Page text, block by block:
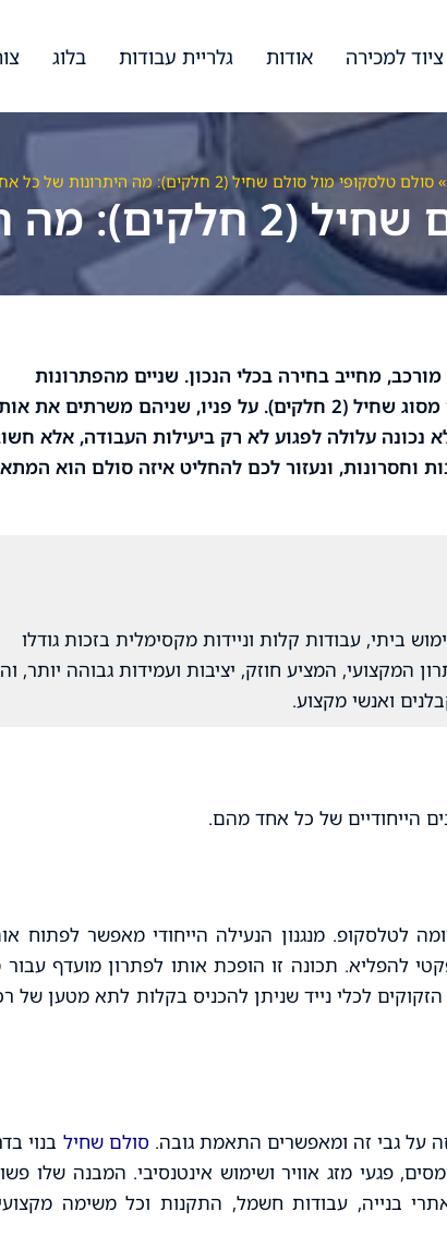
ציוד למכירה אודות גלריית עבודות בלוג
» סולם טלסקופי מול סולם שחיל (2 חלקים): מה היתרונות של כל אחד?
של כל אחד?
מחייב בחירה בכלי הנכון. שניים מהפתרונות
הפופולריים והנפוצים ביותר הם הסולם הטלסקופי והסולם המוכר מסוג שחיל (2 חלקים). על פניו, שניהם משרתים
נכונה עלולה לפגוע לא רק ביעילות העבודה, אלא
וחסרונות, ונעזור לכם להחליט איזה סולם הוא
ביתי, עבודות קלות וניידות מקסימלית בזכות גודלו
שחיל (2 חלקים) הוא הפתרון המקצועי, המציע חוזק, יציבות ועמידות גבוהה יותר,
ואנשי מקצוע.
הייחודיים של כל אחד מהם.
לטלסקופ. מנגנון הנעילה הייחודי מאפשר לפתוח
להפליא. תכונה זו הופכת אותו לפתרון מועדף עבור
לכלי נייד שניתן להכניס בקלות לתא מטען של
על גבי זה ומאפשרים התאמת גובה. סולם שחיל בנוי
פגעי מזג אוויר ושימוש אינטנסיבי. המבנה שלו
בנייה, עבודות חשמל, התקנות וכל משימה